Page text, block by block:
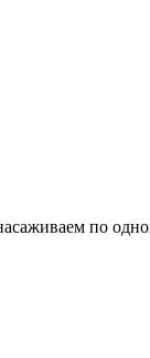
по